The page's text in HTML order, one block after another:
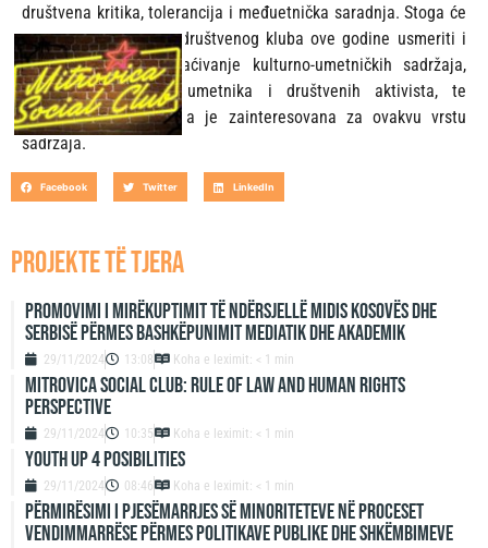
društvena kritika, tolerancija i međuetnička saradnja. Stoga će
program Mitrovačkog društvenog kluba ove godine usmeriti i
na promociju i obogaćivanje kulturno-umetničkih sadržaja,
angažovanje mladih umetnika i društvenih aktivista, te
okupljanje publike koja je zainteresovana za ovakvu vrstu
sadržaja.
Facebook Twitter LinkedIn
projekte të tjera
Promovimi i mirëkuptimit të ndërsjellë midis Kosovës dhe
Serbisë përmes bashkëpunimit mediatik dhe akademik
29/11/2024 13:08 Koha e leximit: < 1 min
Mitrovica Social Club: Rule of Law and Human Rights
Perspective
29/11/2024 10:35 Koha e leximit: < 1 min
Youth up 4 Posibilities
29/11/2024 08:46 Koha e leximit: < 1 min
Përmirësimi i Pjesëmarrjes së Minoriteteve në Proceset
Vendimmarrëse përmes Politikave Publike dhe Shkëmbimeve